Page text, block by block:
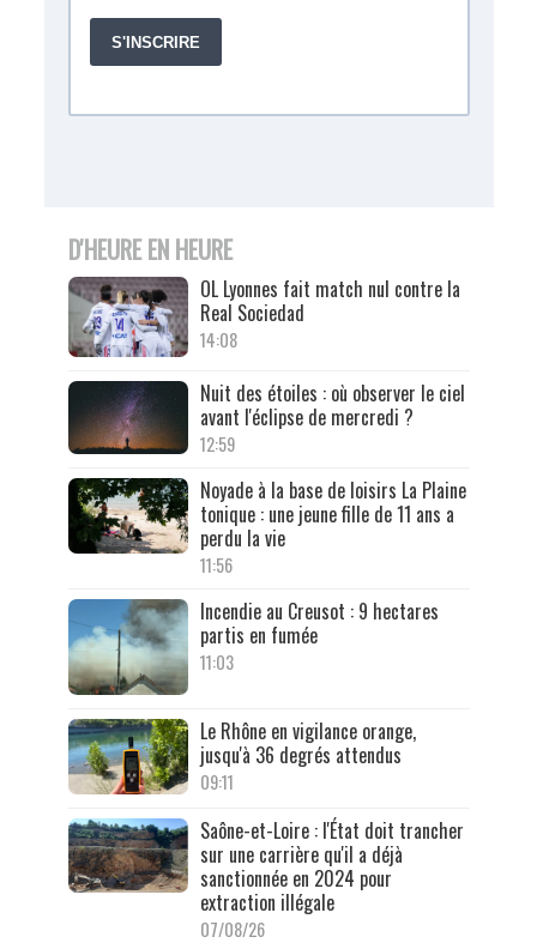
D'HEURE EN HEURE
OL Lyonnes fait match nul contre la
Real Sociedad
14:08
Nuit des étoiles : où observer le ciel
avant l'éclipse de mercredi ?
12:59
Noyade à la base de loisirs La Plaine
tonique : une jeune fille de 11 ans a
perdu la vie
11:56
Incendie au Creusot : 9 hectares
partis en fumée
11:03
Le Rhône en vigilance orange,
jusqu'à 36 degrés attendus
09:11
Saône-et-Loire : l'État doit trancher
sur une carrière qu'il a déjà
sanctionnée en 2024 pour
extraction illégale
07/08/26